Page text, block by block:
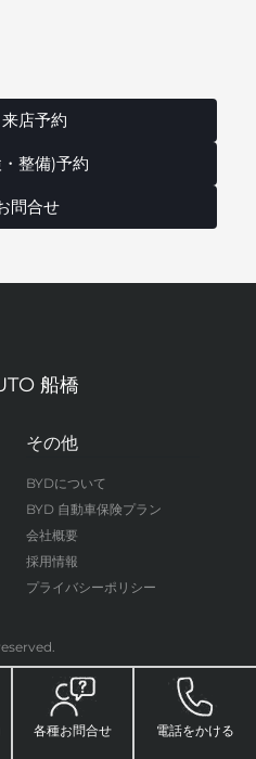
各種お問合せ 電話をかける
店予約
整備)予約
問合せ
船橋
その他
BYDについて
BYD 自動車保険プラン
会社概要
採用情報
プライバシーポリシー